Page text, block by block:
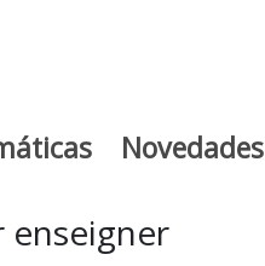
Novedades